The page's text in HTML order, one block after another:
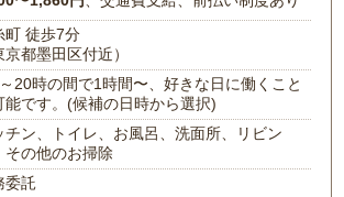
町 徒歩7分
京都墨田区付近）
20時の間で1時間〜、好きな日に働くこと
能です。(候補の日時から選択)
チン、トイレ、お風呂、洗面所、リビン
その他のお掃除
委託